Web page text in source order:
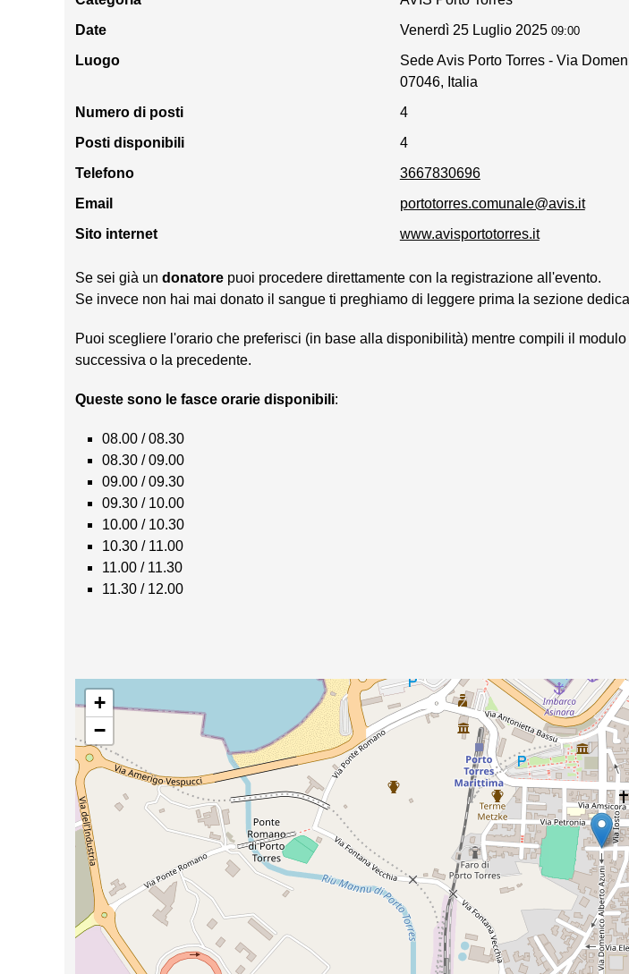
Date
Venerdì 25 Luglio 2025 09:00
Luogo
Sede Avis Porto Torres - Via
07046, Italia
Numero di posti
4
Posti disponibili
4
Telefono
3667830696
Email
portotorres.comunale@avis.it
Sito internet
www.avisportotorres.it
Se sei già un donatore puoi procedere direttamente con la registrazione all'evento.
Se invece non hai mai donato il sangue ti preghiamo di leggere prima la sezione
Puoi scegliere l'orario che preferisci (in base alla disponibilità) mentre compili il
successiva o la precedente.
Queste sono le fasce orarie disponibili:
08.00 / 08.30
08.30 / 09.00
09.00 / 09.30
09.30 / 10.00
10.00 / 10.30
10.30 / 11.00
11.00 / 11.30
11.30 / 12.00
+
−